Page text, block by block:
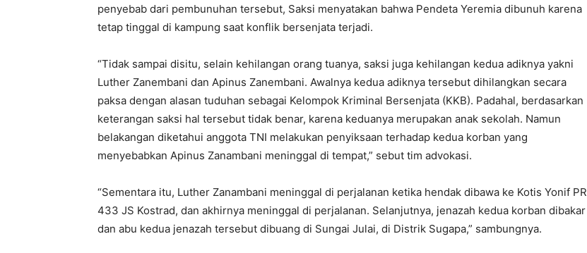
penyebab dari pembunuhan tersebut, Saksi menyatakan bahwa Pendeta Yeremia dibunuh karena
tetap tinggal di kampung saat konflik bersenjata terjadi.
“Tidak sampai disitu, selain kehilangan orang tuanya, saksi juga kehilangan kedua adiknya yakni
Luther Zanembani dan Apinus Zanembani. Awalnya kedua adiknya tersebut dihilangkan secara
paksa dengan alasan tuduhan sebagai Kelompok Kriminal Bersenjata (KKB). Padahal, berdasarkan
keterangan saksi hal tersebut tidak benar, karena keduanya merupakan anak sekolah. Namun
belakangan diketahui anggota TNI melakukan penyiksaan terhadap kedua korban yang
menyebabkan Apinus Zanambani meninggal di tempat,” sebut tim advokasi.
“Sementara itu, Luther Zanambani meninggal di perjalanan ketika hendak dibawa ke Kotis Yonif PR
433 JS Kostrad, dan akhirnya meninggal di perjalanan. Selanjutnya, jenazah kedua korban dibakar
dan abu kedua jenazah tersebut dibuang di Sungai Julai, di Distrik Sugapa,” sambungnya.